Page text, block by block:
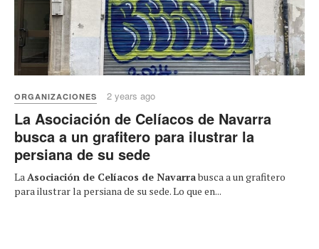
ORGANIZACIONES 2 years ago
La Asociación de Celíacos de Navarra
busca a un grafitero para ilustrar la
persiana de su sede
La Asociación de Celíacos de Navarrabusca a un grafitero
para ilustrar la persiana de su sede. Lo que en...